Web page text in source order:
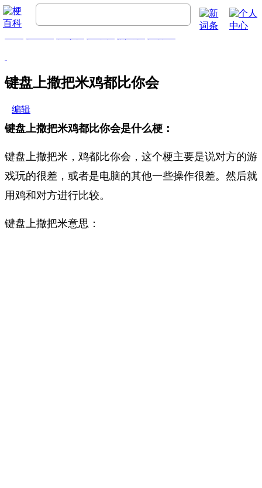
键盘上撒把米鸡都比你会
编辑
键盘上撒把米鸡都比你会是什么梗：
键盘上撒把米，鸡都比你会，这个梗主要是说对方的游
戏玩的很差，或者是电脑的其他一些操作很差。然后就
用鸡和对方进行比较。
键盘上撒把米意思：